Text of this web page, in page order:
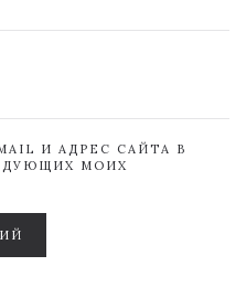
И АДРЕС САЙТА В
МОИХ